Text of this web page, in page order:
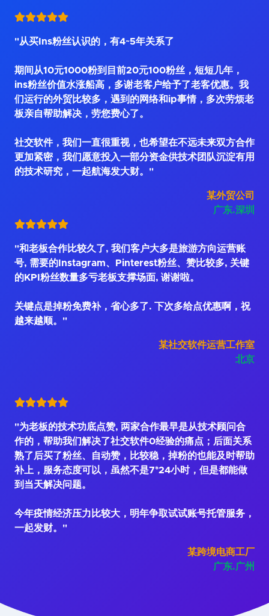
"从买Ins粉丝认识的，有4~5年关系了
期间从10元1000粉到目前20元100粉丝，短短几年，
ins粉丝价值水涨船高，多谢老客户给予了老客优惠。我
们运行的外贸比较多，遇到的网络和ip事情，多次劳烦老
板亲自帮助解决，劳您费心了。
社交软件，我们一直很重视，也希望在不远未来双方合作
更加紧密，我们愿意投入一部分资金供技术团队沉淀有用
的技术研究，一起航海发大财。"
某外贸公司
广东.深圳
"和老板合作比较久了, 我们客户大多是旅游方向运营账
号, 需要的Instagram、Pinterest粉丝、赞比较多, 关键
的KPI粉丝数量多亏老板支撑场面, 谢谢啦。
关键点是掉粉免费补，省心多了. 下次多给点优惠啊，祝
越来越顺。"
某社交软件运营工作室
北京
"为老板的技术功底点赞, 两家合作最早是从技术顾问合
作的，帮助我们解决了社交软件0经验的痛点；后面关系
熟了后买了粉丝、自动赞，比较稳，掉粉的也能及时帮助
补上，服务态度可以，虽然不是7*24小时，但是都能做
到当天解决问题。
今年疫情经济压力比较大，明年争取试试账号托管服务，
一起发财。"
某跨境电商工厂
广东.广州